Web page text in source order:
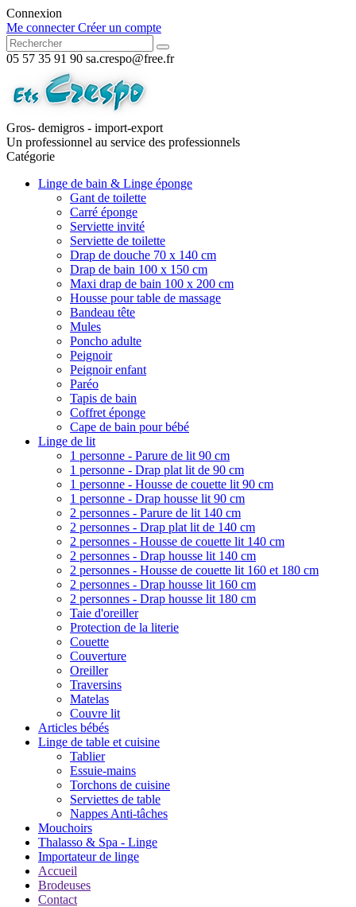
Connexion
Me connecter Créer un compte
05 57 35 91 90 sa.crespo@free.fr
Gros- demigros - import-export
Un professionnel au service des professionnels
Catégorie
Linge de bain & Linge éponge
Gant de toilette
Carré éponge
Serviette invité
Serviette de toilette
Drap de douche 70 x 140 cm
Drap de bain 100 x 150 cm
Maxi drap de bain 100 x 200 cm
Housse pour table de massage
Bandeau tête
Mules
Poncho adulte
Peignoir
Peignoir enfant
Paréo
Tapis de bain
Coffret éponge
Cape de bain pour bébé
Linge de lit
1 personne - Parure de lit 90 cm
1 personne - Drap plat lit de 90 cm
1 personne - Housse de couette lit 90 cm
1 personne - Drap housse lit 90 cm
2 personnes - Parure de lit 140 cm
2 personnes - Drap plat lit de 140 cm
2 personnes - Housse de couette lit 140 cm
2 personnes - Drap housse lit 140 cm
2 personnes - Housse de couette lit 160 et 180 cm
2 personnes - Drap housse lit 160 cm
2 personnes - Drap housse lit 180 cm
Taie d'oreiller
Protection de la literie
Couette
Couverture
Oreiller
Traversins
Matelas
Couvre lit
Articles bébés
Linge de table et cuisine
Tablier
Essuie-mains
Torchons de cuisine
Serviettes de table
Nappes Anti-tâches
Mouchoirs
Thalasso & Spa - Linge
Importateur de linge
Accueil
Brodeuses
Contact